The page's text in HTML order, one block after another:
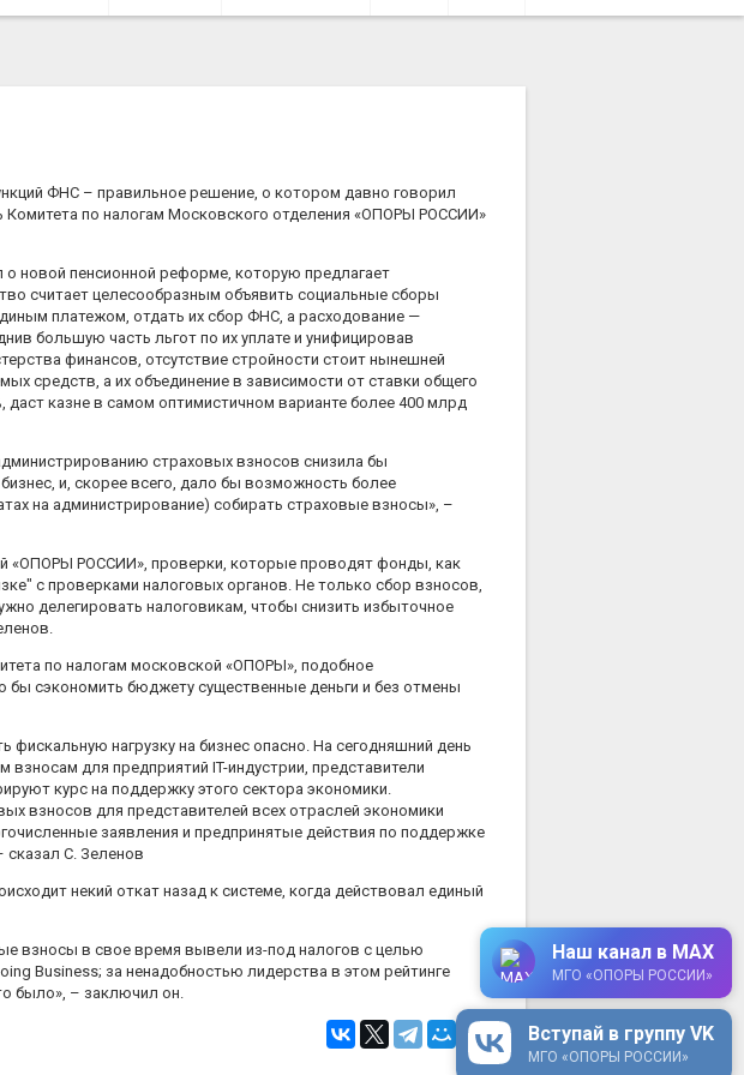
ФНС – правильное решение, о котором давно говорил
Комитета по налогам Московского отделения «ОПОРЫ РОССИИ»
о новой пенсионной реформе, которую предлагает
считает целесообразным объявить социальные сборы
платежом, отдать их сбор ФНС, а расходование —
большую часть льгот по их уплате и унифицировав
финансов, отсутствие стройности стоит нынешней
средств, а их объединение в зависимости от ставки общего
даст казне в самом оптимистичном варианте более 400 млрд
страховых взносов снизила бы
и, скорее всего, дало бы возможность более
на администрирование) собирать страховые взносы», –
«ОПОРЫ РОССИИ», проверки, которые проводят фонды, как
с проверками налоговых органов. Не только сбор взносов,
делегировать налоговикам, чтобы снизить избыточное
по налогам московской «ОПОРЫ», подобное
бы сэкономить бюджету существенные деньги и без отмены
фискальную нагрузку на бизнес опасно. На сегодняшний день
взносам для предприятий IT-индустрии, представители
курс на поддержку этого сектора экономики.
взносов для представителей всех отраслей экономики
заявления и предпринятые действия по поддержке
сказал С. Зеленов
некий откат назад к системе, когда действовал единый
взносы в свое время вывели из-под налогов с целью
Business; за ненадобностью лидерства в этом рейтинге
было», – заключил он.
Вступай в группу VK
МГО «ОПОРЫ РОССИИ»
Наш канал в MAX
МГО «ОПОРЫ РОССИИ»